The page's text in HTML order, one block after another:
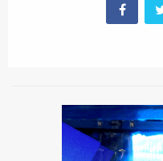
ΕΝΟΠΛΕΣ ΔΥΝΑΜΕΙΣ